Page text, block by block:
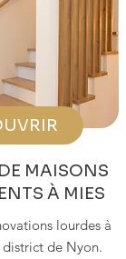
MAISONS
À MIES
lourdes à
de Nyon.